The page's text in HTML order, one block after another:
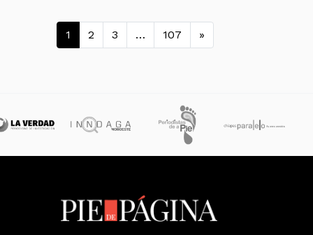
Navegación de entradas
1 2 3 … 107 »